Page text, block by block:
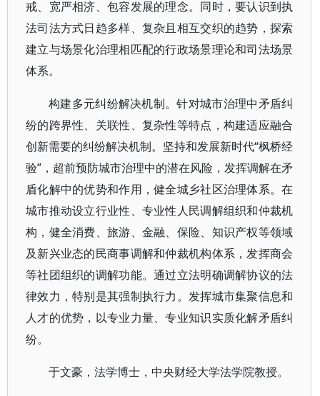
戒、宽严相济、包容发展的理念。同时，要认识到执
法司法方式日趋多样、复杂且相互交织的趋势，探索
建立与场景化治理相匹配的行政场景理论和司法场景
体系。
构建多元纠纷解决机制。针对城市治理中矛盾纠
纷的跨界性、关联性、复杂性等特点，构建适应融合
创新需要的纠纷解决机制。坚持和发展新时代“枫桥经
验”，超前预防城市治理中的潜在风险，发挥调解在矛
盾化解中的优势和作用，健全城乡社区治理体系。在
城市推动设立行业性、专业性人民调解组织和仲裁机
构，健全消费、旅游、金融、保险、知识产权等领域
及新兴业态的民商事调解和仲裁机构体系，发挥商会
等社团组织的调解功能。通过立法明确调解协议的法
律效力，特别是其强制执行力。发挥城市集聚信息和
人才的优势，以专业力量、专业知识实质化解矛盾纠
纷。
于文豪，法学博士，中央财经大学法学院教授。